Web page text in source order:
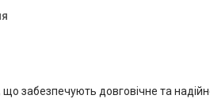
забезпечують довговічне та